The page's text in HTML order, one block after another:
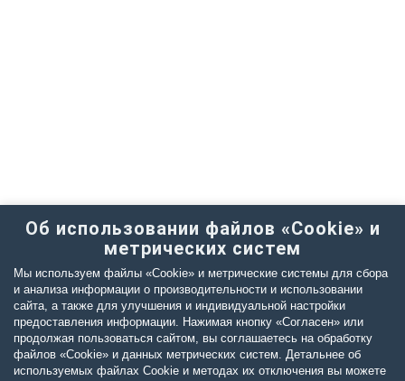
Об использовании файлов «Cookie» и
метрических систем
Мы используем файлы «Cookie» и метрические системы для сбора
и анализа информации о производительности и использовании
сайта, а также для улучшения и индивидуальной настройки
предоставления информации. Нажимая кнопку «Согласен» или
продолжая пользоваться сайтом, вы соглашаетесь на обработку
файлов «Cookie» и данных метрических систем. Детальнее об
используемых файлах Cookie и методах их отключения вы можете